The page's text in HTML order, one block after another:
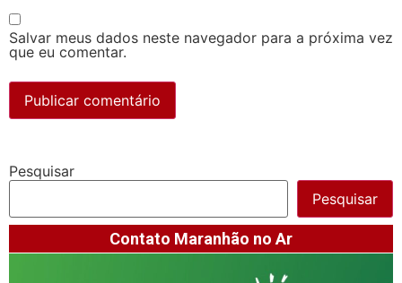
Salvar meus dados neste navegador para a próxima vez
que eu comentar.
Pesquisar
Pesquisar
Contato Maranhão no Ar